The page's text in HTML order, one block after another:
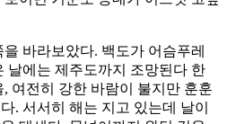
바라보았다. 백도가 어슴푸레
날에는 제주도까지 조망된다 한
여전히 강한 바람이 불지만 훈훈
. 서서히 해는 지고 있는데 날이